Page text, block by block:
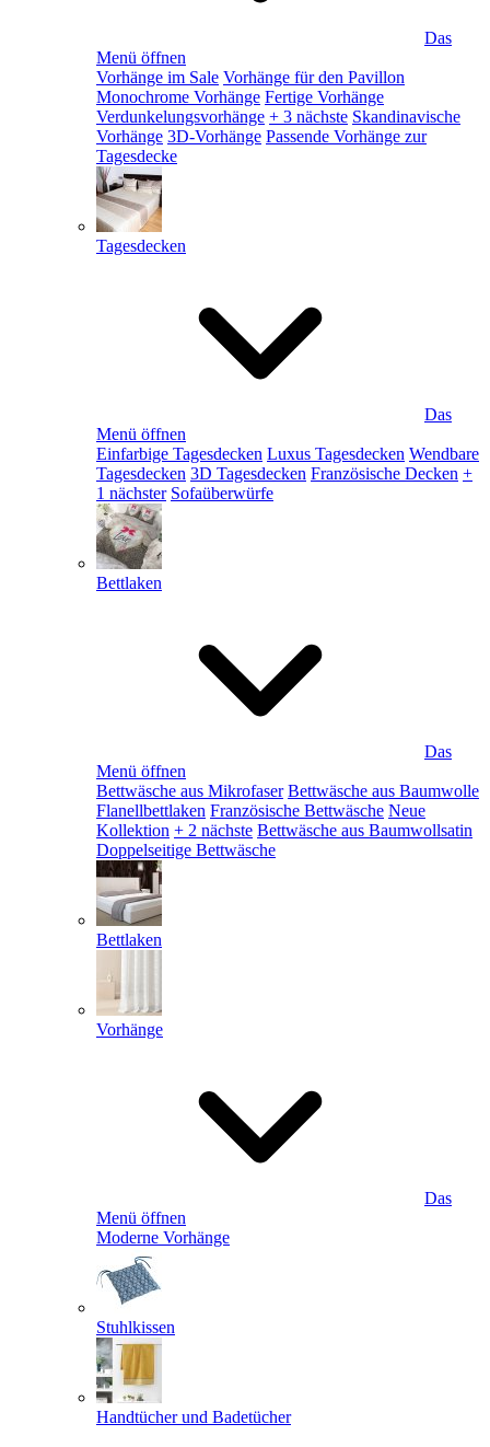
Das
Menü öffnen
Vorhänge im Sale Vorhänge für den Pavillon
Monochrome Vorhänge Fertige Vorhänge
Verdunkelungsvorhänge + 3 nächste Skandinavische
Vorhänge 3D-Vorhänge Passende Vorhänge zur
Tagesdecke
Tagesdecken
Das
Menü öffnen
Einfarbige Tagesdecken Luxus Tagesdecken Wendbare
Tagesdecken 3D Tagesdecken Französische Decken +
1 nächster Sofaüberwürfe
Bettlaken
Das
Menü öffnen
Bettwäsche aus Mikrofaser Bettwäsche aus Baumwolle
Flanellbettlaken Französische Bettwäsche Neue
Kollektion + 2 nächste Bettwäsche aus Baumwollsatin
Doppelseitige Bettwäsche
Bettlaken
Vorhänge
Das
Menü öffnen
Moderne Vorhänge
Stuhlkissen
Handtücher und Badetücher